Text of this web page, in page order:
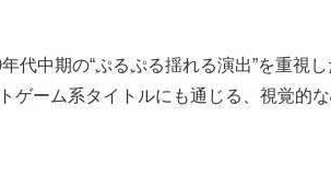
代中期の“ぷるぷる揺れる演出”を重視
ゲーム系タイトルにも通じる、視覚的